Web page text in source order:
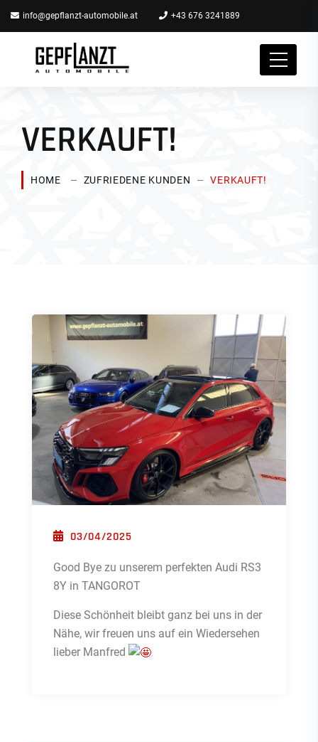
info@gepflanzt-automobile.at +43 676 3241889
VERKAUFT!
HOME ZUFRIEDENE KUNDEN VERKAUFT!
POSTED ON
03/04/2025
Good Bye zu unserem perfekten Audi RS3
8Y in TANGOROT
Diese Schönheit bleibt ganz bei uns in der
Nähe, wir freuen uns auf ein Wiedersehen
lieber Manfred